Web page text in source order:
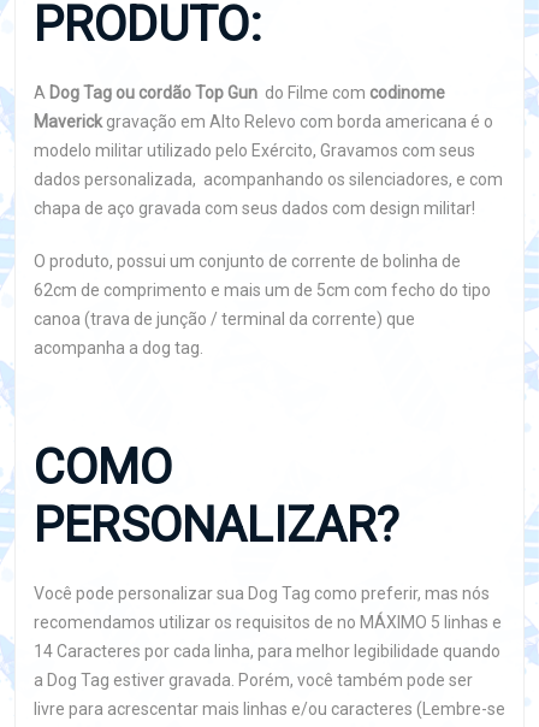
PRODUTO:
A Dog Tag ou cordão Top Gun do Filme com codinome
Maverickgravação em Alto Relevo com borda americana é o
modelo militar utilizado pelo Exército, Gravamos com seus
dados personalizada, acompanhando os silenciadores, e com
chapa de aço gravada com seus dados com design militar!
O produto, possui um conjunto de corrente de bolinha de
62cm de comprimento e mais um de 5cm com fecho do tipo
canoa (trava de junção / terminal da corrente) que
acompanha a dog tag.
COMO
PERSONALIZAR?
Você pode personalizar sua Dog Tag como preferir, mas nós
recomendamos utilizar os requisitos de no MÁXIMO 5 linhas e
14 Caracteres por cada linha, para melhor legibilidade quando
a Dog Tag estiver gravada. Porém, você também pode ser
livre para acrescentar mais linhas e/ou caracteres (Lembre-se